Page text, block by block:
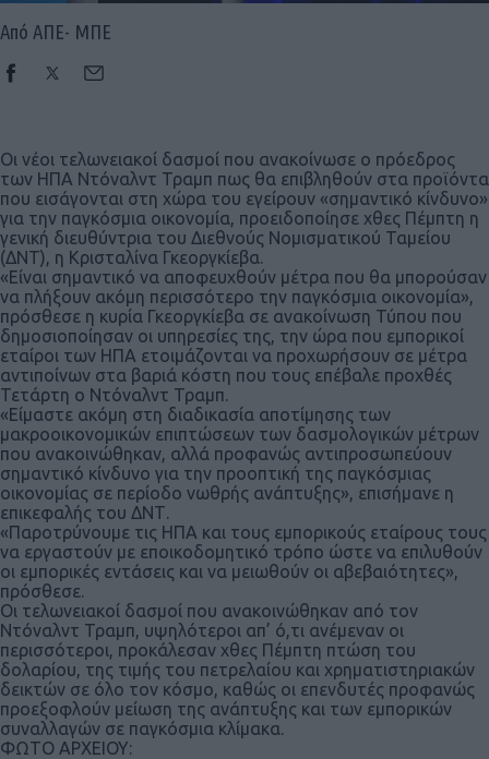
Από ΑΠΕ- ΜΠΕ
Οι νέοι τελωνειακοί δασμοί που ανακοίνωσε ο πρόεδρος
των ΗΠΑ Ντόναλντ Τραμπ πως θα επιβληθούν στα προϊόντα
που εισάγονται στη χώρα του εγείρουν «σημαντικό κίνδυνο»
για την παγκόσμια οικονομία, προειδοποίησε χθες Πέμπτη η
γενική διευθύντρια του Διεθνούς Νομισματικού Ταμείου
(ΔΝΤ), η Κρισταλίνα Γκεοργκίεβα.
«Είναι σημαντικό να αποφευχθούν μέτρα που θα μπορούσαν
να πλήξουν ακόμη περισσότερο την παγκόσμια οικονομία»,
πρόσθεσε η κυρία Γκεοργκίεβα σε ανακοίνωση Τύπου που
δημοσιοποίησαν οι υπηρεσίες της, την ώρα που εμπορικοί
εταίροι των ΗΠΑ ετοιμάζονται να προχωρήσουν σε μέτρα
αντιποίνων στα βαριά κόστη που τους επέβαλε προχθές
Τετάρτη ο Ντόναλντ Τραμπ.
«Είμαστε ακόμη στη διαδικασία αποτίμησης των
μακροοικονομικών επιπτώσεων των δασμολογικών μέτρων
που ανακοινώθηκαν, αλλά προφανώς αντιπροσωπεύουν
σημαντικό κίνδυνο για την προοπτική της παγκόσμιας
οικονομίας σε περίοδο νωθρής ανάπτυξης», επισήμανε η
επικεφαλής του ΔΝΤ.
«Παροτρύνουμε τις ΗΠΑ και τους εμπορικούς εταίρους τους
να εργαστούν με εποικοδομητικό τρόπο ώστε να επιλυθούν
οι εμπορικές εντάσεις και να μειωθούν οι αβεβαιότητες»,
πρόσθεσε.
Οι τελωνειακοί δασμοί που ανακοινώθηκαν από τον
Ντόναλντ Τραμπ, υψηλότεροι απ’ ό,τι ανέμεναν οι
περισσότεροι, προκάλεσαν χθες Πέμπτη πτώση του
δολαρίου, της τιμής του πετρελαίου και χρηματιστηριακών
δεικτών σε όλο τον κόσμο, καθώς οι επενδυτές προφανώς
προεξοφλούν μείωση της ανάπτυξης και των εμπορικών
συναλλαγών σε παγκόσμια κλίμακα.
ΦΩΤΟ ΑΡΧΕΙΟΥ: